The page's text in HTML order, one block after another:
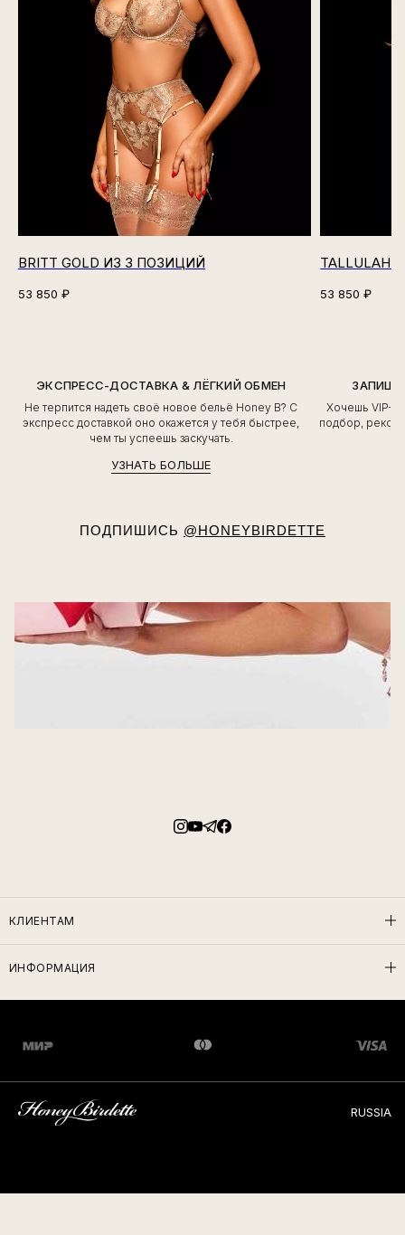
BRITT GOLD ИЗ 3 ПОЗИЦИЙ
53 850 ₽
TALLULAH
53 850 ₽
ЭКСПРЕСС-ДОСТАВКА & ЛЁГКИЙ ОБМЕН
Не терпится надеть своё новое бельё Honey B? С
экспресс доставкой оно окажется у тебя быстрее,
чем ты успеешь заскучать.
УЗНАТЬ БОЛЬШЕ
Хочешь VIP-
подбор,
ПОДПИШИСЬ @HONEYBIRDETTE
КЛИЕНТАМ
ИНФОРМАЦИЯ
RUSSIA